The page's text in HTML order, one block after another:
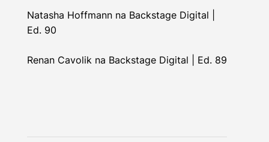
Natasha Hoffmann na Backstage Digital |
Ed. 90
Renan Cavolik na Backstage Digital | Ed. 89